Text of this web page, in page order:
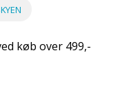
køb over 499,-